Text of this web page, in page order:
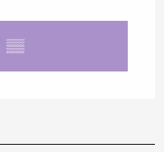
▒▒